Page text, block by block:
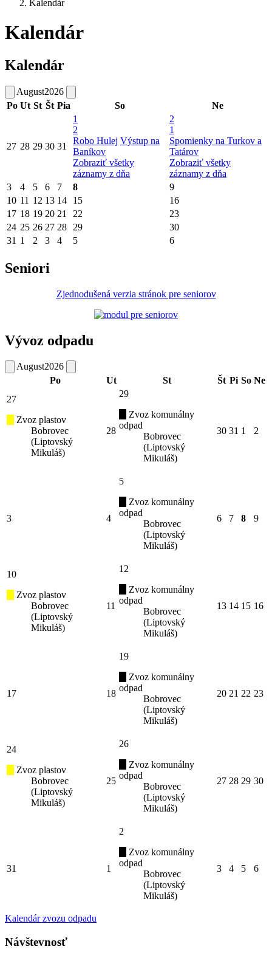
Kalendár
Kalendár
Kalendár
August2026
Po Ut St Št Pia So Ne
27 28 29 30 31
1
2
Robo Hulej Výstup na
Baníkov
Zobraziť všetky
záznamy z dňa
2
1
Spomienky na Turkov a
Tatárov
Zobraziť všetky
záznamy z dňa
3
4 5 6 7 8
9
10 11 12 13 14 15
16
17 18 19 20 21 22
23
24 25 26 27 28 29
30
31 1 2 3 4 5 6
Seniori
Zjednodušená verzia stránok pre seniorov
Vývoz odpadu
August2026
Po
Ut St Št Pi So Ne
27
Zvoz plastov
Bobrovec
(Liptovský
Mikuláš)
28
29
Zvoz komunálny
odpad
Bobrovec
(Liptovský
Mikuláš)
30 31 1 2
3 4
5
Zvoz komunálny
odpad
Bobrovec
(Liptovský
Mikuláš)
6 7 8 9
10
Zvoz plastov
Bobrovec
(Liptovský
Mikuláš)
11
12
Zvoz komunálny
odpad
Bobrovec
(Liptovský
Mikuláš)
13 14 15 16
17 18
19
Zvoz komunálny
odpad
Bobrovec
(Liptovský
Mikuláš)
20 21 22 23
24
Zvoz plastov
Bobrovec
(Liptovský
Mikuláš)
25
26
Zvoz komunálny
odpad
Bobrovec
(Liptovský
Mikuláš)
27 28 29 30
31 1
2
Zvoz komunálny
odpad
Bobrovec
(Liptovský
Mikuláš)
3 4 5 6
Kalendár zvozu odpadu
Návštevnosť